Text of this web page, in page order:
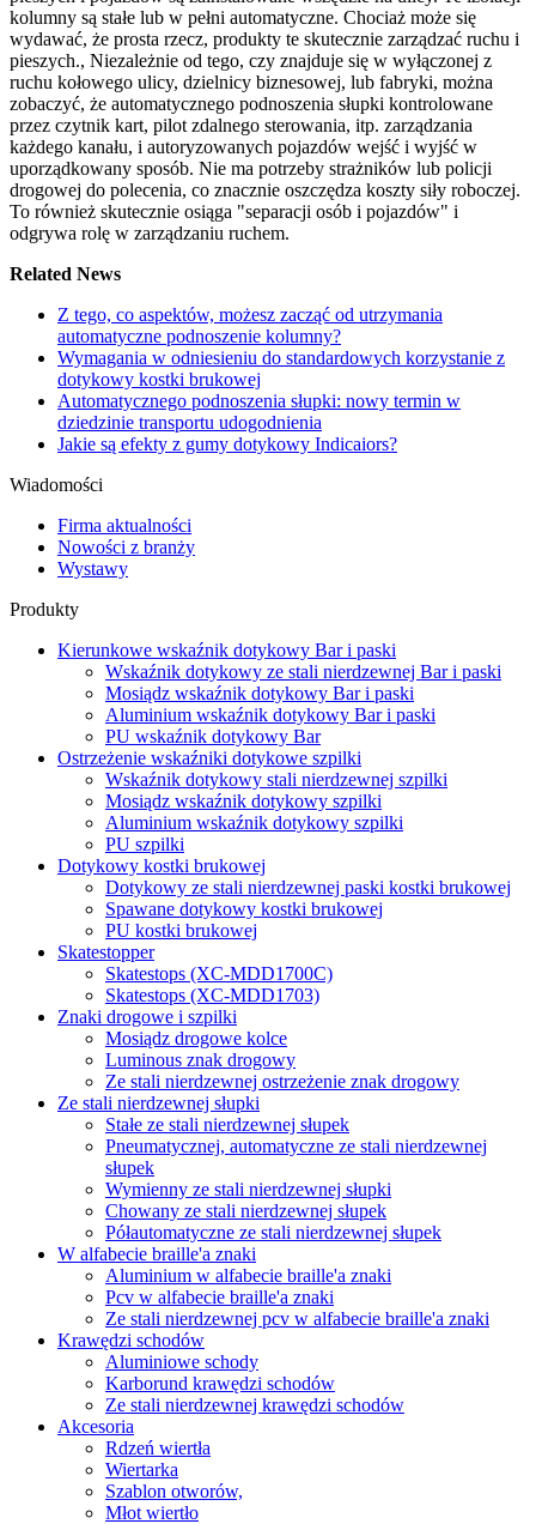
kolumny są stałe lub w pełni automatyczne. Chociaż może się
wydawać, że prosta rzecz, produkty te skutecznie zarządzać ruchu i
pieszych., Niezależnie od tego, czy znajduje się w wyłączonej z
ruchu kołowego ulicy, dzielnicy biznesowej, lub fabryki, można
zobaczyć, że automatycznego podnoszenia słupki kontrolowane
przez czytnik kart, pilot zdalnego sterowania, itp. zarządzania
każdego kanału, i autoryzowanych pojazdów wejść i wyjść w
uporządkowany sposób. Nie ma potrzeby strażników lub policji
drogowej do polecenia, co znacznie oszczędza koszty siły roboczej.
To również skutecznie osiąga "separacji osób i pojazdów" i
odgrywa rolę w zarządzaniu ruchem.
Related News
Z tego, co aspektów, możesz zacząć od utrzymania
automatyczne podnoszenie kolumny?
Wymagania w odniesieniu do standardowych korzystanie z
dotykowy kostki brukowej
Automatycznego podnoszenia słupki: nowy termin w
dziedzinie transportu udogodnienia
Jakie są efekty z gumy dotykowy Indicaiors?
Wiadomości
Firma aktualności
Nowości z branży
Wystawy
Produkty
Kierunkowe wskaźnik dotykowy Bar i paski
Wskaźnik dotykowy ze stali nierdzewnej Bar i paski
Mosiądz wskaźnik dotykowy Bar i paski
Aluminium wskaźnik dotykowy Bar i paski
PU wskaźnik dotykowy Bar
Ostrzeżenie wskaźniki dotykowe szpilki
Wskaźnik dotykowy stali nierdzewnej szpilki
Mosiądz wskaźnik dotykowy szpilki
Aluminium wskaźnik dotykowy szpilki
PU szpilki
Dotykowy kostki brukowej
Dotykowy ze stali nierdzewnej paski kostki brukowej
Spawane dotykowy kostki brukowej
PU kostki brukowej
Skatestopper
Skatestops (XC-MDD1700C)
Skatestops (XC-MDD1703)
Znaki drogowe i szpilki
Mosiądz drogowe kolce
Luminous znak drogowy
Ze stali nierdzewnej ostrzeżenie znak drogowy
Ze stali nierdzewnej słupki
Stałe ze stali nierdzewnej słupek
Pneumatycznej, automatyczne ze stali nierdzewnej
słupek
Wymienny ze stali nierdzewnej słupki
Chowany ze stali nierdzewnej słupek
Półautomatyczne ze stali nierdzewnej słupek
W alfabecie braille'a znaki
Aluminium w alfabecie braille'a znaki
Pcv w alfabecie braille'a znaki
Ze stali nierdzewnej pcv w alfabecie braille'a znaki
Krawędzi schodów
Aluminiowe schody
Karborund krawędzi schodów
Ze stali nierdzewnej krawędzi schodów
Akcesoria
Rdzeń wiertła
Wiertarka
Szablon otworów,
Młot wiertło